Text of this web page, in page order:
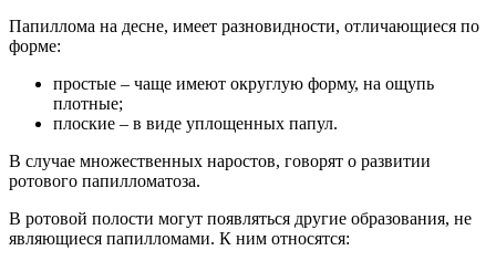
Папиллома на десне, имеет разновидности, отличающиеся по
форме:
простые – чаще имеют округлую форму, на ощупь
плотные;
плоские – в виде уплощенных папул.
В случае множественных наростов, говорят о развитии
ротового папилломатоза.
В ротовой полости могут появляться другие образования, не
являющиеся папилломами. К ним относятся: